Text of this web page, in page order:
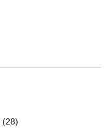
(28)